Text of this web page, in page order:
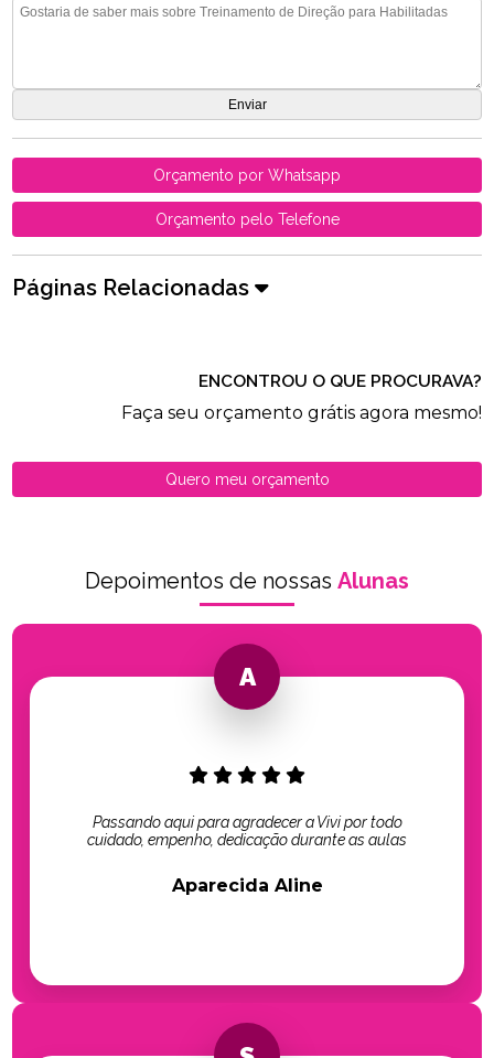
Orçamento por Whatsapp
Orçamento pelo Telefone
Páginas Relacionadas
ENCONTROU O QUE PROCURAVA?
Faça seu orçamento grátis agora mesmo!
Quero meu orçamento
Depoimentos de nossas Alunas
Passando aqui para agradecer a Vivi por todo
cuidado, empenho, dedicação durante as aulas
Aparecida Aline